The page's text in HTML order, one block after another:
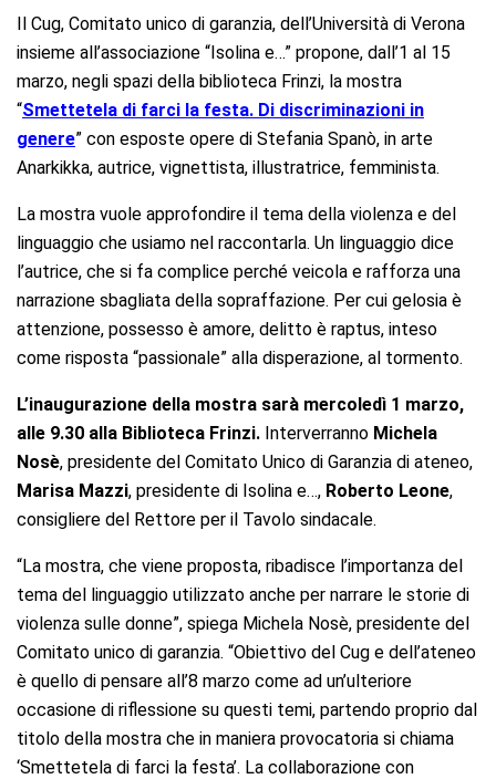
Il Cug, Comitato unico di garanzia, dell’Università di Verona
insieme all’associazione “Isolina e…” propone, dall’1 al 15
marzo, negli spazi della biblioteca Frinzi, la mostra
“Smettetela di farci la festa. Di discriminazioni in
genere” con esposte opere di Stefania Spanò, in arte
Anarkikka, autrice, vignettista, illustratrice, femminista.
La mostra vuole approfondire il tema della violenza e del
linguaggio che usiamo nel raccontarla. Un linguaggio dice
l’autrice, che si fa complice perché veicola e rafforza una
narrazione sbagliata della sopraffazione. Per cui gelosia è
attenzione, possesso è amore, delitto è raptus, inteso
come risposta “passionale” alla disperazione, al tormento.
L’inaugurazione della mostra sarà mercoledì 1 marzo,
alle 9.30 alla Biblioteca Frinzi. Interverranno Michela
Nosè, presidente del Comitato Unico di Garanzia di ateneo,
Marisa Mazzi, presidente di Isolina e…, Roberto Leone,
consigliere del Rettore per il Tavolo sindacale.
“La mostra, che viene proposta, ribadisce l’importanza del
tema del linguaggio utilizzato anche per narrare le storie di
violenza sulle donne”, spiega Michela Nosè, presidente del
Comitato unico di garanzia. “Obiettivo del Cug e dell’ateneo
è quello di pensare all’8 marzo come ad un’ulteriore
occasione di riflessione su questi temi, partendo proprio dal
titolo della mostra che in maniera provocatoria si chiama
‘Smettetela di farci la festa’. La collaborazione con